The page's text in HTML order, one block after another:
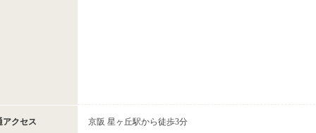
アクセス 京阪 星ヶ丘駅から徒歩3分